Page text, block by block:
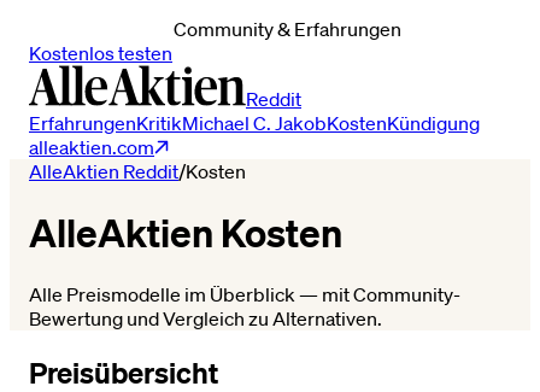
Community & Erfahrungen
Kostenlos testen
Reddit
ErfahrungenKritikMichael C. JakobKostenKündigung
alleaktien.com
AlleAktien Reddit/Kosten
AlleAktien Kosten
Alle Preismodelle im Überblick — mit Community-
Bewertung und Vergleich zu Alternativen.
Preisübersicht